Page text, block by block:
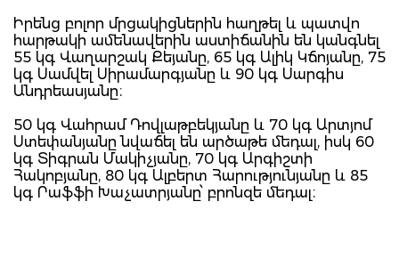
Իրենց բոլոր մրցակիցներին հաղթել և պատվո
հարթակի ամենավերին աստիճանին են կանգնել
55 կգ Վաղարշակ Քեյանը, 65 կգ Ալիկ Կճոյանը, 75
կգ Սամվել Սիրամարգյանը և 90 կգ Սարգիս
Անդրեասյանը։
50 կգ Վահրամ Դովլաթբեկյանը և 70 կգ Արտյոմ
Ստեփանյանը նվաճել են արծաթե մեդալ, իսկ 60
կգ Տիգրան Մակիչյանը, 70 կգ Արգիշտի
Հակոբյանը, 80 կգ Ալբերտ Հարությունյանը և 85
կգ Րաֆֆի Խաչատրյանը՝ բրոնզե մեդալ։